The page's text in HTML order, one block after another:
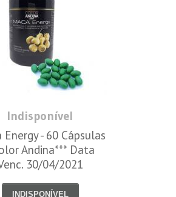
Indisponível
Energy - 60 Cápsulas
Andina*** Data
30/04/2021
INDISPONÍVEL